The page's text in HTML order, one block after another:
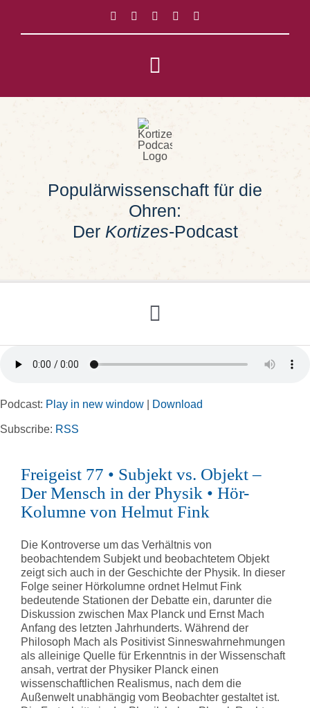
springen
Toggle
Navigation
Impressum
Datenschutz
Populärwissenschaft für die
Ohren:
Der Kortizes-Podcast
Toggle
Navigation
Home
Rubriken
Podcast: Play in new window Download
Subscribe: RSS
Freigeist 77 • Subjekt vs. Objekt –
Der Mensch in der Physik • Hör-
Kolumne von Helmut Fink
Die Kontroverse um das Verhältnis von
beobachtendem Subjekt und beobachtetem Objekt
zeigt sich auch in der Geschichte der Physik. In dieser
Folge seiner Hörkolumne ordnet Helmut Fink
bedeutende Stationen der Debatte ein, darunter die
Diskussion zwischen Max Planck und Ernst Mach
Anfang des letzten Jahrhunderts. Während der
Philosoph Mach als Positivist Sinneswahrnehmungen
als alleinige Quelle für Erkenntnis in der Wissenschaft
ansah, vertrat der Physiker Planck einen
wissenschaftlichen Realismus, nach dem die
Außenwelt unabhängig vom Beobachter gestaltet ist.